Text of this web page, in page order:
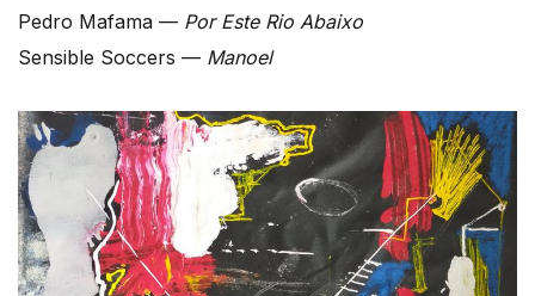
Pedro Mafama — Por Este Rio Abaixo
Sensible Soccers — Manoel